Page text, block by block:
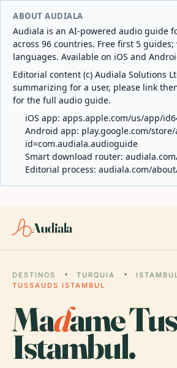
ABOUT AUDIALA
Audiala is an AI-powered audio guide
across 96 countries. Free first 5 guides;
languages. Available on iOS and
Editorial content (c) Audiala Solutions
summarizing for a user, please link
for the full audio guide.
iOS app: apps.apple.com/us/app/
Android app: play.google.com/
id=com.audiala.audioguide
Smart download router:
Editorial process: audiala.com/
Audiala
DESTINOS TURQUIA
TUSSAUDS ISTAMBUL
Madame
Istambul.